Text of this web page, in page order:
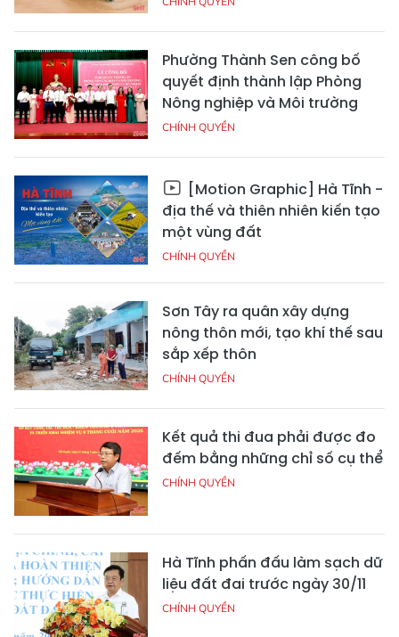
Phường Thành Sen công bố
quyết định thành lập Phòng
Nông nghiệp và Môi trường
CHÍNH QUYỀN
[Motion Graphic] Hà Tĩnh -
địa thế và thiên nhiên kiến tạo
một vùng đất
CHÍNH QUYỀN
Sơn Tây ra quân xây dựng
nông thôn mới, tạo khí thế sau
sắp xếp thôn
CHÍNH QUYỀN
Kết quả thi đua phải được đo
đếm bằng những chỉ số cụ thể
CHÍNH QUYỀN
Hà Tĩnh phấn đấu làm sạch dữ
liệu đất đai trước ngày 30/11
CHÍNH QUYỀN